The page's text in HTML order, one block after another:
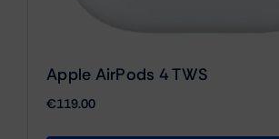
Apple AirPods 4 TWS
€119.00